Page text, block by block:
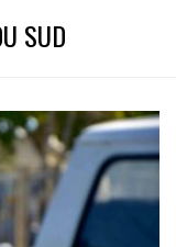
SUD